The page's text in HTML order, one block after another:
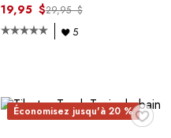
19,95 $29,95 $
5
♥
Économisez jusqu'à 20 %